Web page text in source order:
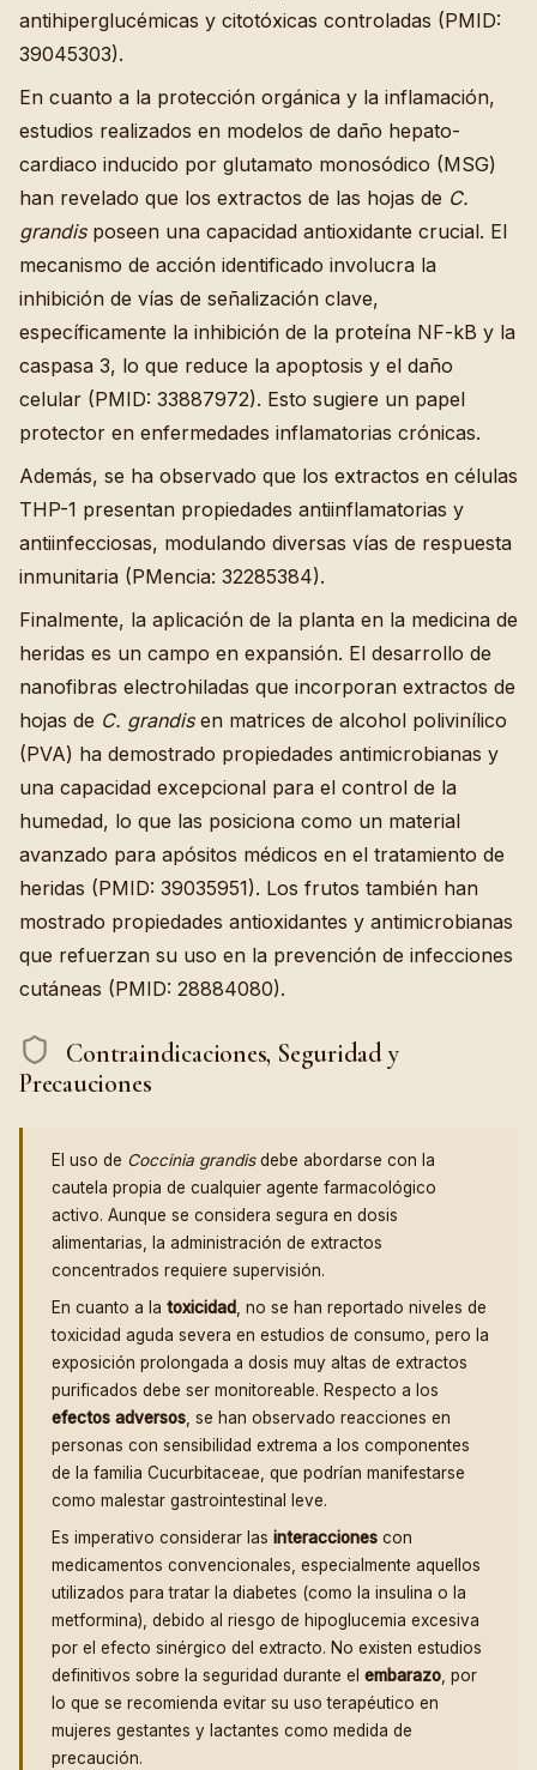
antihiperglucémicas y citotóxicas controladas (PMID:
39045303).
En cuanto a la protección orgánica y la inflamación,
estudios realizados en modelos de daño hepato-
cardiaco inducido por glutamato monosódico (MSG)
han revelado que los extractos de las hojas de C.
grandisposeen una capacidad antioxidante crucial. El
mecanismo de acción identificado involucra la
inhibición de vías de señalización clave,
específicamente la inhibición de la proteína NF-kB y la
caspasa 3, lo que reduce la apoptosis y el daño
celular (PMID: 33887972). Esto sugiere un papel
protector en enfermedades inflamatorias crónicas.
Además, se ha observado que los extractos en células
THP-1 presentan propiedades antiinflamatorias y
antiinfecciosas, modulando diversas vías de respuesta
inmunitaria (PMencia: 32285384).
Finalmente, la aplicación de la planta en la medicina de
heridas es un campo en expansión. El desarrollo de
nanofibras electrohiladas que incorporan extractos de
hojas de C. grandisen matrices de alcohol polivinílico
(PVA) ha demostrado propiedades antimicrobianas y
una capacidad excepcional para el control de la
humedad, lo que las posiciona como un material
avanzado para apósitos médicos en el tratamiento de
heridas (PMID: 39035951). Los frutos también han
mostrado propiedades antioxidantes y antimicrobianas
que refuerzan su uso en la prevención de infecciones
cutáneas (PMID: 28884080).
Contraindicaciones, Seguridad y
Precauciones
El uso de Coccinia grandisdebe abordarse con la
cautela propia de cualquier agente farmacológico
activo. Aunque se considera segura en dosis
alimentarias, la administración de extractos
concentrados requiere supervisión.
En cuanto a la toxicidad, no se han reportado niveles de
toxicidad aguda severa en estudios de consumo, pero la
exposición prolongada a dosis muy altas de extractos
purificados debe ser monitoreable. Respecto a los
efectos adversos, se han observado reacciones en
personas con sensibilidad extrema a los componentes
de la familia Cucurbitaceae, que podrían manifestarse
como malestar gastrointestinal leve.
Es imperativo considerar las interacciones con
medicamentos convencionales, especialmente aquellos
utilizados para tratar la diabetes (como la insulina o la
metformina), debido al riesgo de hipoglucemia excesiva
por el efecto sinérgico del extracto. No existen estudios
definitivos sobre la seguridad durante el embarazo, por
lo que se recomienda evitar su uso terapéutico en
mujeres gestantes y lactantes como medida de
precaución.